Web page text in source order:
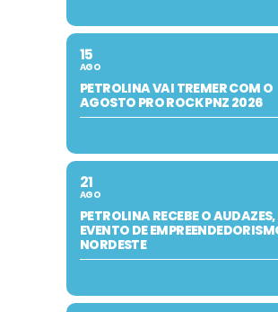
15
AGO
PETROLINA VAI TREMER COM O
AGOSTO PRO ROCK PNZ 2026
21
AGO
PETROLINA RECEBE O
EVENTO DE
NORDESTE